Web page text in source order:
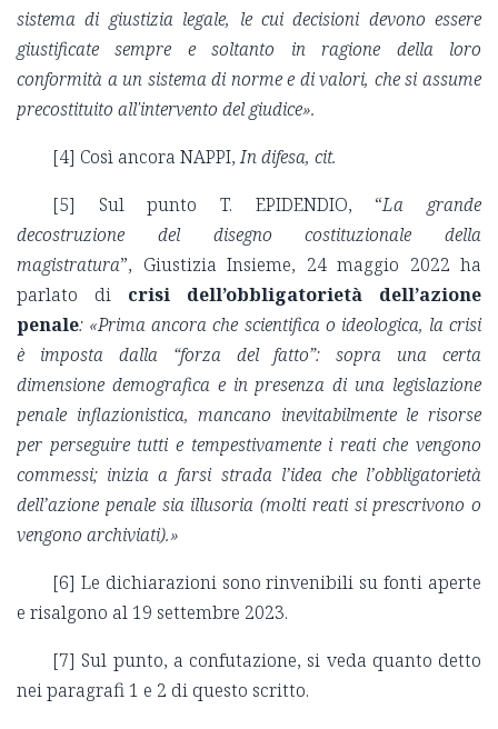
sistema di giustizia legale, le cui decisioni devono essere
giustificate sempre e soltanto in ragione della loro
conformità a un sistema di norme e di valori, che si assume
precostituito all'intervento del giudice».
[4] Così ancora NAPPI,In difesa, cit.
[5] Sul punto T. EPIDENDIO, “La grande
decostruzione del disegno costituzionale della
magistratura”, Giustizia Insieme, 24 maggio 2022 ha
parlato di crisi dell’obbligatorietà dell’azione
penale: «Prima ancora che scientifica o ideologica, la crisi
è imposta dalla “forza del fatto”: sopra una certa
dimensione demografica e in presenza di una legislazione
penale inflazionistica, mancano inevitabilmente le risorse
per perseguire tutti e tempestivamente i reati che vengono
commessi; inizia a farsi strada l’idea che l’obbligatorietà
dell’azione penale sia illusoria (molti reati si prescrivono o
vengono archiviati).»
[6] Le dichiarazioni sono rinvenibili su fonti aperte
e risalgono al 19 settembre 2023.
[7] Sul punto, a confutazione, si veda quanto detto
nei paragrafi 1 e 2 di questo scritto.